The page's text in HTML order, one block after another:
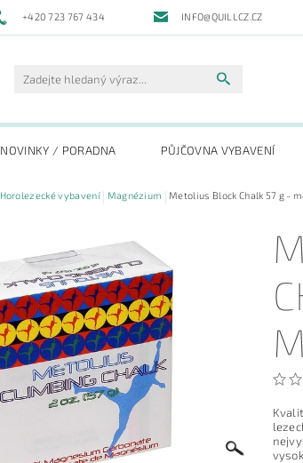
+420 723 767 434 INFO@QUILLCZ.CZ
NOVINKY / PORADNA PŮJČOVNA VYBAVENÍ
Horolezecké vybavení Magnézium Metolius Block Chalk 57 g -